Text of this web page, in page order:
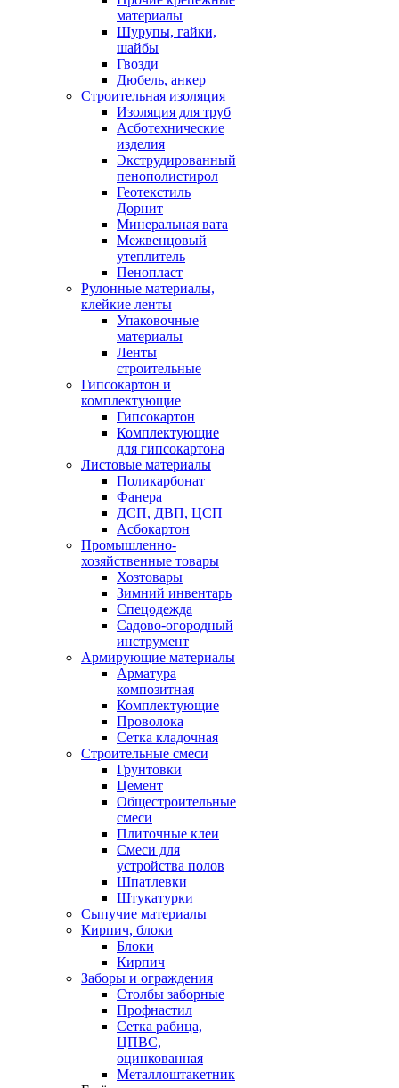
материалы
Шурупы, гайки,
шайбы
Гвозди
Дюбель, анкер
Строительная изоляция
Изоляция для труб
Асботехнические
изделия
Экструдированный
пенополистирол
Геотекстиль
Дорнит
Минеральная вата
Межвенцовый
утеплитель
Пенопласт
Рулонные материалы,
клейкие ленты
Упаковочные
материалы
Ленты
строительные
Гипсокартон и
комплектующие
Гипсокартон
Комплектующие
для гипсокартона
Листовые материалы
Поликарбонат
Фанера
ДСП, ДВП, ЦСП
Асбокартон
Промышленно-
хозяйственные товары
Хозтовары
Зимний инвентарь
Спецодежда
Садово-огородный
инструмент
Армирующие материалы
Арматура
композитная
Комплектующие
Проволока
Сетка кладочная
Строительные смеси
Грунтовки
Цемент
Общестроительные
смеси
Плиточные клеи
Смеси для
устройства полов
Шпатлевки
Штукатурки
Сыпучие материалы
Кирпич, блоки
Блоки
Кирпич
Заборы и ограждения
Столбы заборные
Профнастил
Сетка рабица,
ЦПВС,
оцинкованная
Металлоштакетник